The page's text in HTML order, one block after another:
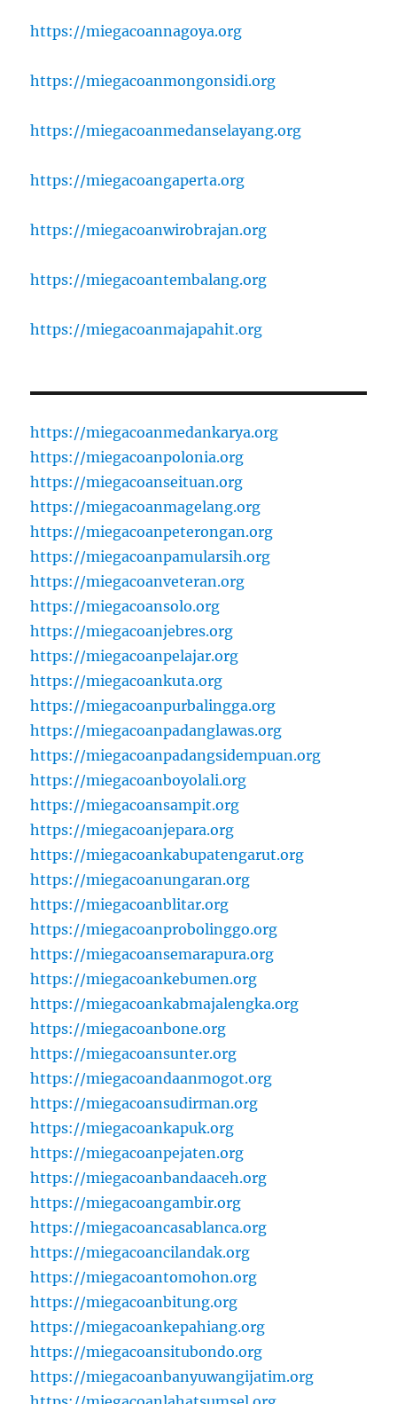
https://miegacoannagoya.org
https://miegacoanmongonsidi.org
https://miegacoanmedanselayang.org
https://miegacoangaperta.org
https://miegacoanwirobrajan.org
https://miegacoantembalang.org
https://miegacoanmajapahit.org
https://miegacoanmedankarya.org
https://miegacoanpolonia.org
https://miegacoanseituan.org
https://miegacoanmagelang.org
https://miegacoanpeterongan.org
https://miegacoanpamularsih.org
https://miegacoanveteran.org
https://miegacoansolo.org
https://miegacoanjebres.org
https://miegacoanpelajar.org
https://miegacoankuta.org
https://miegacoanpurbalingga.org
https://miegacoanpadanglawas.org
https://miegacoanpadangsidempuan.org
https://miegacoanboyolali.org
https://miegacoansampit.org
https://miegacoanjepara.org
https://miegacoankabupatengarut.org
https://miegacoanungaran.org
https://miegacoanblitar.org
https://miegacoanprobolinggo.org
https://miegacoansemarapura.org
https://miegacoankebumen.org
https://miegacoankabmajalengka.org
https://miegacoanbone.org
https://miegacoansunter.org
https://miegacoandaanmogot.org
https://miegacoansudirman.org
https://miegacoankapuk.org
https://miegacoanpejaten.org
https://miegacoanbandaaceh.org
https://miegacoangambir.org
https://miegacoancasablanca.org
https://miegacoancilandak.org
https://miegacoantomohon.org
https://miegacoanbitung.org
https://miegacoankepahiang.org
https://miegacoansitubondo.org
https://miegacoanbanyuwangijatim.org